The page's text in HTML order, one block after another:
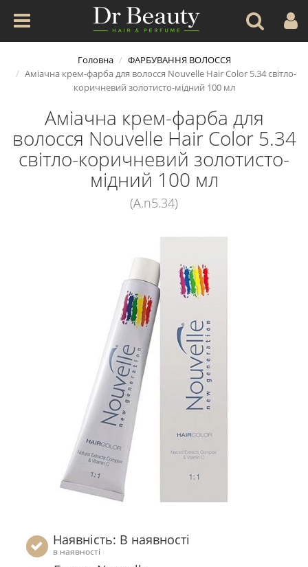
Головна
ФАРБУВАННЯ ВОЛОССЯ
Аміачна крем-фарба для волосся Nouvelle Hair Color 5.34 світло-
коричневий золотисто-мідний 100 мл
Аміачна крем-фарба для
волосся Nouvelle Hair Color 5.34
світло-коричневий золотисто-
мідний 100 мл
(A.n5.34)
Наявність: В наявності
в наявності